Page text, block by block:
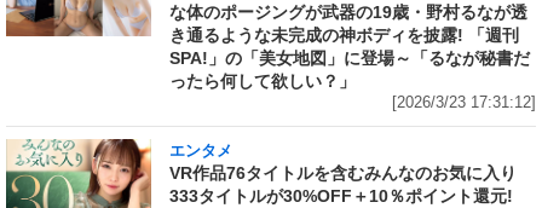
な体のポージングが武器の19歳・野村るなが透
き通るような未完成の神ボディを披露! 「週刊
SPA!」の「美女地図」に登場～「るなが秘書だ
ったら何して欲しい？」
[2026/3/23 17:31:12]
エンタメ
VR作品76タイトルを含むみんなのお気に入り
333タイトルが30%OFF＋10％ポイント還元!